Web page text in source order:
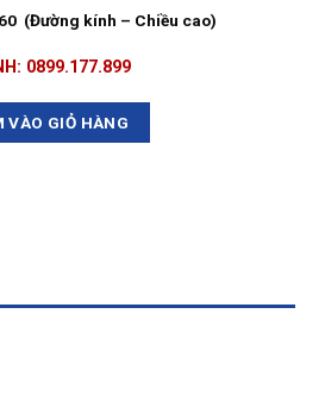
(Đường kính – Chiều cao)
0899.177.899
VÀO GIỎ HÀNG